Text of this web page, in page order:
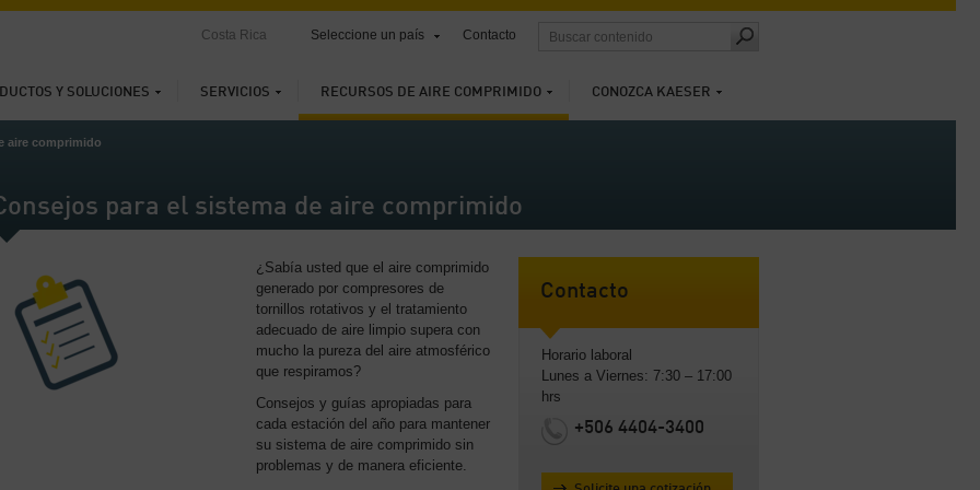
Y SOLUCIONES SERVICIOS RECURSOS DE AIRE COMPRIMIDO CONOZCA KAESER
Costa Rica Seleccione un país Contacto
aire comprimido
para el sistema de aire comprimido
¿Sabía usted que el aire comprimido
generado por compresores de
tornillos rotativos y el tratamiento
adecuado de aire limpio supera con
mucho la pureza del aire atmosférico
que respiramos?
Consejos y guías apropiadas para
cada estación del año para mantener
su sistema de aire comprimido sin
problemas y de manera eficiente.
Contacto
Horario laboral
Lunes a Viernes: 7:30 – 17:00
hrs
+506 4404-3400